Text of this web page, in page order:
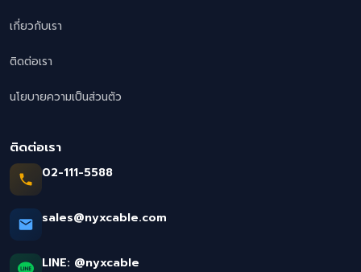
เกี่ยวกับเรา
ติดต่อเรา
นโยบายความเป็นส่วนตัว
ติดต่อเรา
02-111-5588
sales@nyxcable.com
LINE: @nyxcable